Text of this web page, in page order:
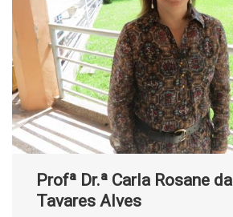
Profª Dr.ª Carla Rosane
Tavares Alves